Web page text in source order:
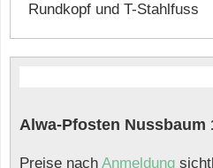
Rundkopf und T-Stahlfuss
Alwa-Pfosten Nussbaum
Preise nach Anmeldung